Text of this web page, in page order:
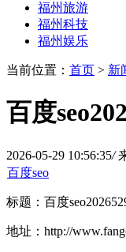
福州旅游
福州科技
福州娱乐
当前位置： 首页 > 新
百度
2026-05-29 10:56:35/
百度seo
标题：百度
地址：http://